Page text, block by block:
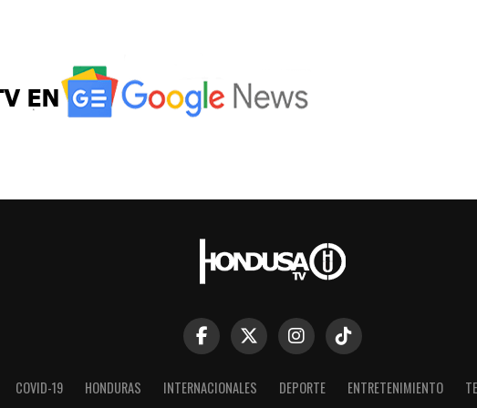
COVID-19 HONDURAS INTERNACIONALES DEPORTE ENTRETENIMIENTO